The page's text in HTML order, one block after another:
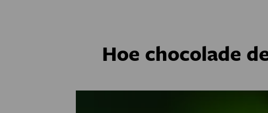
Hoe chocolade